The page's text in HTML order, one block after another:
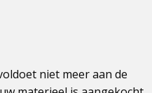
niet meer aan de